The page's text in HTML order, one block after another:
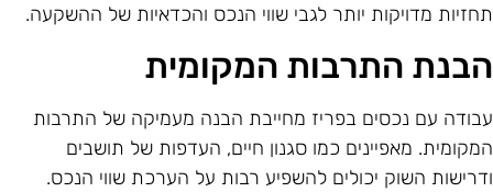
מדויקות יותר לגבי שווי הנכס והכדאיות של ההשקעה.
התרבות המקומית
עם נכסים בפריז מחייבת הבנה מעמיקה של התרבות
מאפיינים כמו סגנון חיים, העדפות של תושבים
השוק יכולים להשפיע רבות על הערכת שווי הנכס.